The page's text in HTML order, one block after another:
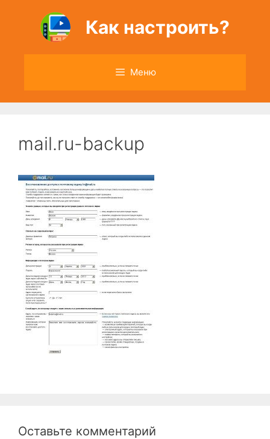
содержимому
Как настроить?
Меню
mail.ru-backup
Оставьте комментарий